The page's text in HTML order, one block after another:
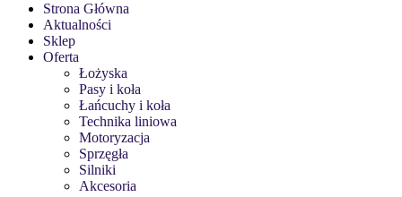
Strona Główna
Aktualności
Sklep
Oferta
Łożyska
Pasy i koła
Łańcuchy i koła
Technika liniowa
Motoryzacja
Sprzęgła
Silniki
Akcesoria